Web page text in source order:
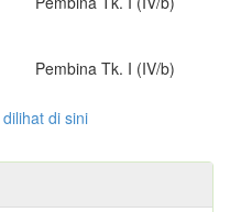
Pembina Tk. I (IV/b)
dilihat di sini